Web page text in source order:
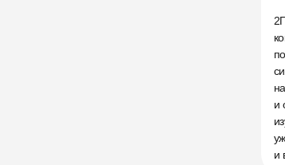
и
и